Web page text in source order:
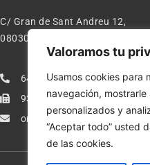
Valoramos tu
Usamos cookies para
navegación,
personalizados y
“Aceptar todo” usted
de las cookies.
C/ Gran de Sant Andreu 12,
08030 – Barcelona España
640277962
933113005